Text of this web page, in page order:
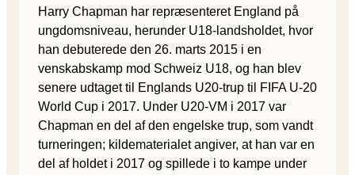
Harry Chapman har repræsenteret England på
ungdomsniveau, herunder U18-landsholdet, hvor
han debuterede den 26. marts 2015 i en
venskabskamp mod Schweiz U18, og han blev
senere udtaget til Englands U20-trup til FIFA U-20
World Cup i 2017. Under U20‑VM i 2017 var
Chapman en del af den engelske trup, som vandt
turneringen; kildematerialet angiver, at han var en
del af holdet i 2017 og spillede i to kampe under